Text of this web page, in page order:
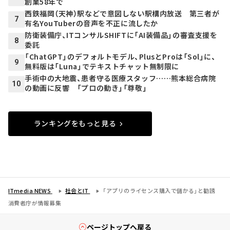
7
西鉄福岡（天神）駅などで意図しない駅構内放送 第三者が
有名YouTuberの音声を不正に流したか
8
防衛装備庁、ITコンサルSHIFTに「AI装備品」の審査支援を
委託
9
「ChatGPT」のデフォルトモデル、PlusとProは「Sol」に、
無料版は「Luna」でテキストチャット無制限に
10
手術中の大地震、患者守る医療スタッフ……熊本総合病院
の動画に反響 「プロの動き」「尊敬」
ランキングをもっと見る
ITmedia NEWS 社会とIT
「アプリのライセンス購入で儲かる」と勧誘
消費者庁が情報募集
ページトップへ戻る